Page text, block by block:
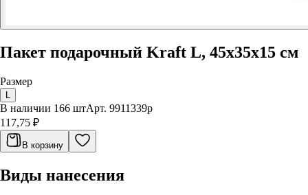
Пакет подарочный Kraft L, 45x35x15 см
Размер
В наличии 166 штАрт. 9911339p
117,75 ₽
В корзину
Виды нанесения